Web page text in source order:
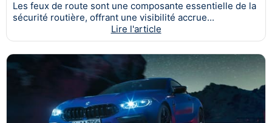
Les feux de route sont une composante essentielle de la
sécurité routière, offrant une visibilité accrue...
Lire l'article